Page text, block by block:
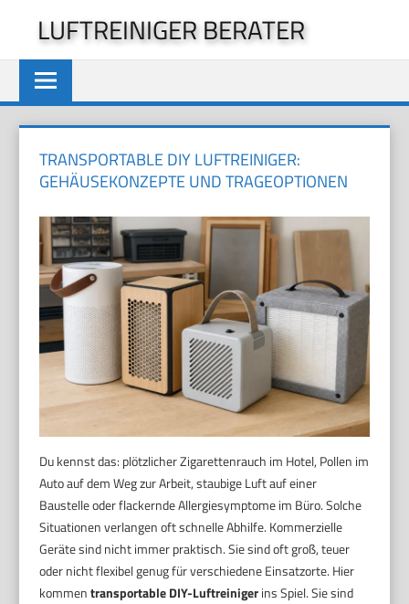
springen
LUFTREINIGER BERATER
TRANSPORTABLE DIY LUFTREINIGER:
GEHÄUSEKONZEPTE UND TRAGEOPTIONEN
Du kennst das: plötzlicher Zigarettenrauch im Hotel, Pollen im
Auto auf dem Weg zur Arbeit, staubige Luft auf einer
Baustelle oder flackernde Allergiesymptome im Büro. Solche
Situationen verlangen oft schnelle Abhilfe. Kommerzielle
Geräte sind nicht immer praktisch. Sie sind oft groß, teuer
oder nicht flexibel genug für verschiedene Einsatzorte. Hier
kommentransportable DIY-Luftreinigerins Spiel. Sie sind